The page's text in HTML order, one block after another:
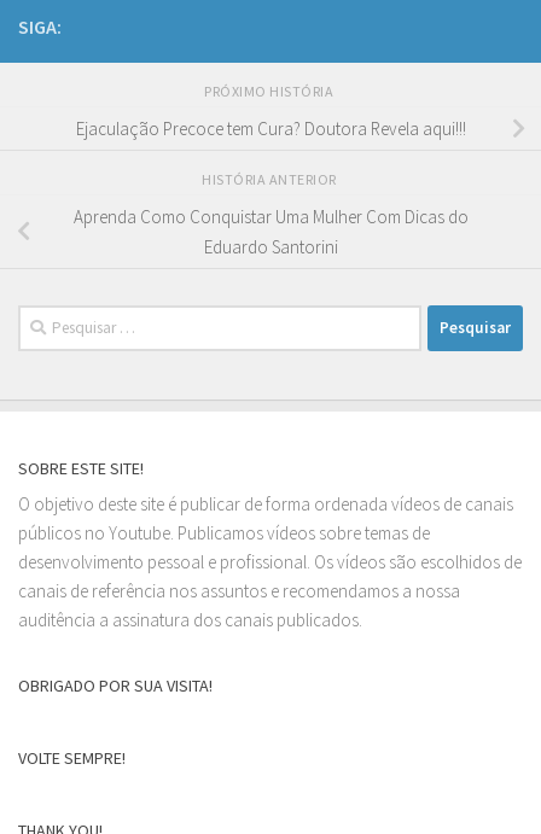
SIGA:
PRÓXIMO HISTÓRIA
Ejaculação Precoce tem Cura? Doutora Revela aqui!!!
HISTÓRIA ANTERIOR
Aprenda Como Conquistar Uma Mulher Com Dicas do
Eduardo Santorini
Pesquisar
por:
SOBRE ESTE SITE!
O objetivo deste site é publicar de forma ordenada vídeos de canais
públicos no Youtube. Publicamos vídeos sobre temas de
desenvolvimento pessoal e profissional. Os vídeos são escolhidos de
canais de referência nos assuntos e recomendamos a nossa
auditência a assinatura dos canais publicados.
OBRIGADO POR SUA VISITA!
VOLTE SEMPRE!